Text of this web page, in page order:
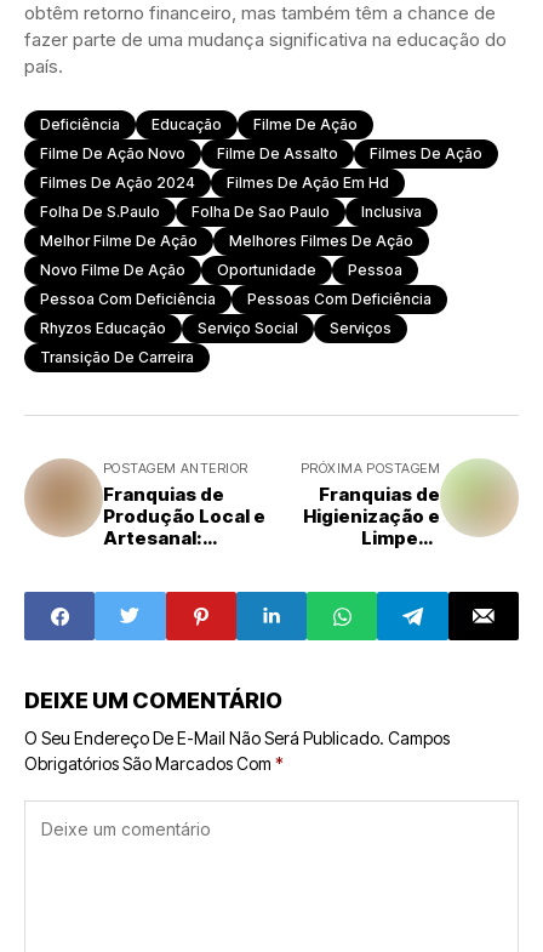
obtêm retorno financeiro, mas também têm a chance de
fazer parte de uma mudança significativa na educação do
país.
Deficiência Educação
Filme De Ação
Filme De Ação Novo
Filme De Assalto
Filmes De Ação
Filmes De Ação 2024
Filmes De Ação Em Hd
Folha De S.paulo
Folha De Sao Paulo
Inclusiva
Melhor Filme De Ação
Melhores Filmes De Ação
Novo Filme De Ação
Oportunidade
Pessoa
Pessoa Com Deficiência
Pessoas Com Deficiência
Rhyzos Educação
Serviço Social
Serviços
Transição De Carreira
POSTAGEM ANTERIOR
Franquias de
Produção Local e
Artesanal:
Circular e
Promovendo
Sustentabilidade
PRÓXIMA POSTAGEM
Franquias de
Higienização e
Limpeza
Crescimento
DEIXE UM COMENTÁRIO
O Seu Endereço De E-Mail Não Será Publicado. Campos
Obrigatórios São Marcados Com *